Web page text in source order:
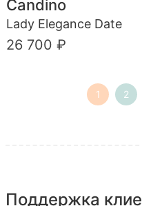
Candino
Lady Elegance Date
26 700 ₽
1 2
Поддержка